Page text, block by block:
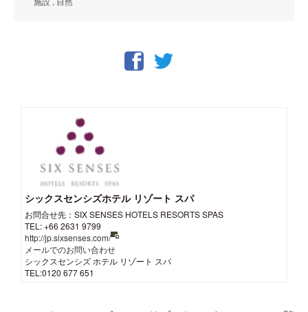
シックスセンシズホテル リゾート スパ
お問合せ先：SIX SENSES HOTELS RESORTS SPAS
TEL: +66 2631 9799
http://jp.sixsenses.com/
メールでのお問い合わせ
シックスセンシズ ホテル リゾート スパ
TEL:0120 677 651